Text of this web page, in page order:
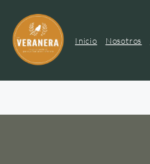
Inicio Nosotros